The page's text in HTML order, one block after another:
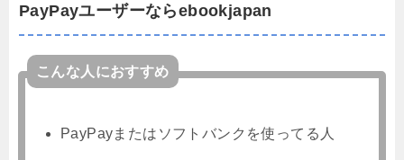
PayPayユーザーならebookjapan
こんな人におすすめ
PayPayまたはソフトバンクを使ってる人